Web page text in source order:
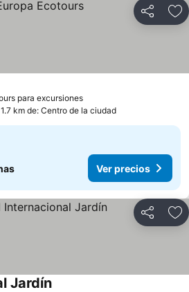
Compartir
para excursiones
km de: Centro de la ciudad
Ver precios
Compartir
Jardín